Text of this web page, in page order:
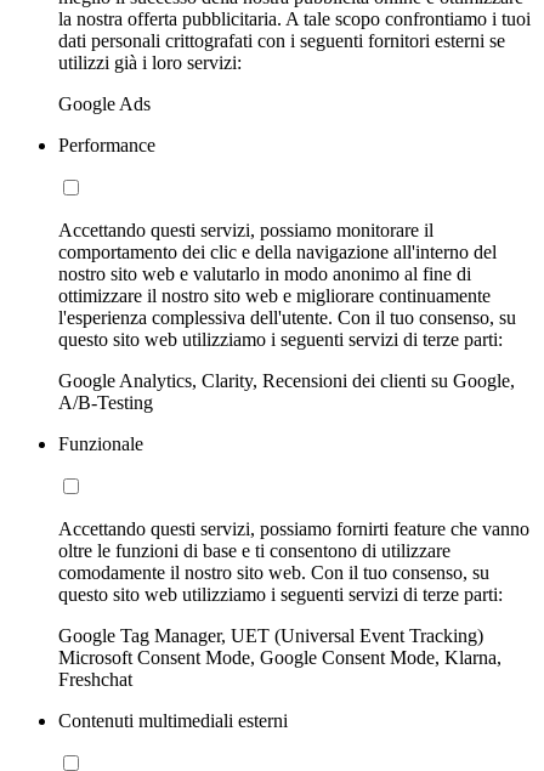
la nostra offerta pubblicitaria. A tale scopo confrontiamo i tuoi
dati personali crittografati con i seguenti fornitori esterni se
utilizzi già i loro servizi:
Google Ads
Performance
Accettando questi servizi, possiamo monitorare il
comportamento dei clic e della navigazione all'interno del
nostro sito web e valutarlo in modo anonimo al fine di
ottimizzare il nostro sito web e migliorare continuamente
l'esperienza complessiva dell'utente. Con il tuo consenso, su
questo sito web utilizziamo i seguenti servizi di terze parti:
Google Analytics, Clarity, Recensioni dei clienti su Google,
A/B-Testing
Funzionale
Accettando questi servizi, possiamo fornirti feature che vanno
oltre le funzioni di base e ti consentono di utilizzare
comodamente il nostro sito web. Con il tuo consenso, su
questo sito web utilizziamo i seguenti servizi di terze parti:
Google Tag Manager, UET (Universal Event Tracking)
Microsoft Consent Mode, Google Consent Mode, Klarna,
Freshchat
Contenuti multimediali esterni